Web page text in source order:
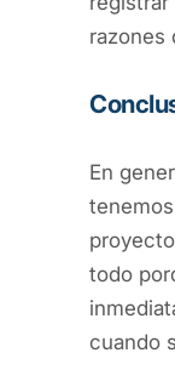
razones
En
todo
cuando